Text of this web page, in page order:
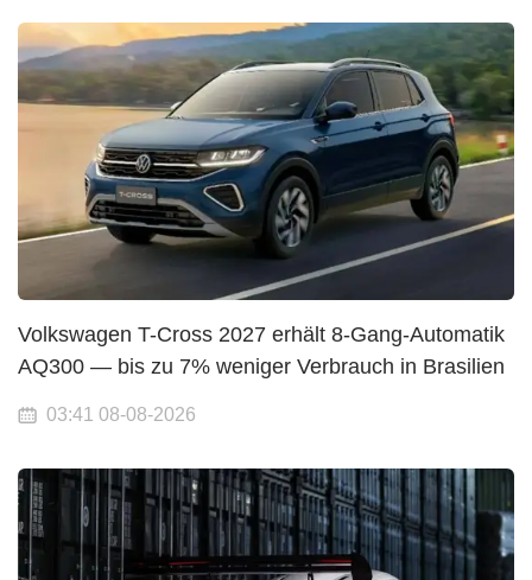
Volkswagen T-Cross 2027 erhält 8-Gang-Automatik
AQ300 — bis zu 7% weniger Verbrauch in Brasilien
03:41 08-08-2026